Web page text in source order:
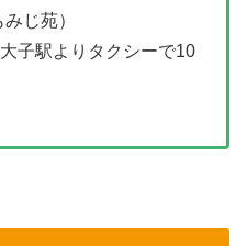
じ苑）
子駅よりタクシーで10